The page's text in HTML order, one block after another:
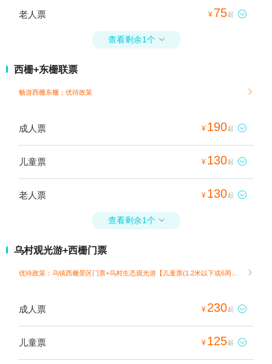
老人票 ¥ 75起 
查看剩余1个 
西栅+东栅联票
畅游西栅东栅； 优待政策 
成人票 ¥ 190起 
儿童票 ¥ 130起 
老人票 ¥ 130起 
查看剩余1个 
乌村观光游+西栅门票

成人票 ¥ 230起 
儿童票 ¥ 125起 